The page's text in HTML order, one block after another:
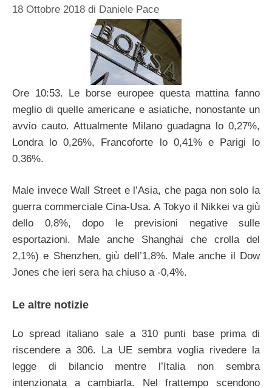
18 Ottobre 2018 di Daniele Pace
Ore 10:53. Le borse europee questa mattina fanno
meglio di quelle americane e asiatiche, nonostante un
avvio cauto. Attualmente Milano guadagna lo 0,27%,
Londra lo 0,26%, Francoforte lo 0,41% e Parigi lo
0,36%.
Male invece Wall Street e l’Asia, che paga non solo la
guerra commerciale Cina-Usa. A Tokyo il Nikkei va giù
dello 0,8%, dopo le previsioni negative sulle
esportazioni. Male anche Shanghai che crolla del
2,1%) e Shenzhen, giù dell’1,8%. Male anche il Dow
Jones che ieri sera ha chiuso a -0,4%.
Le altre notizie
Lo spread italiano sale a 310 punti base prima di
riscendere a 306. La UE sembra voglia rivedere la
legge di bilancio mentre l’Italia non sembra
intenzionata a cambiarla. Nel frattempo scendono